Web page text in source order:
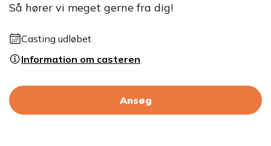
Så hører vi meget gerne fra dig!
Casting udløbet
Information om casteren
Ansøg